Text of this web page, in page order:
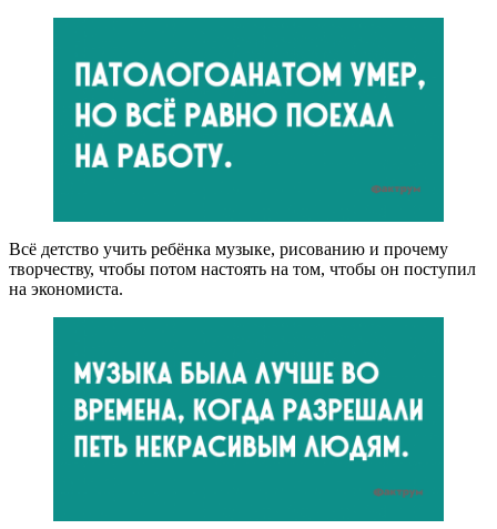
Всё детство учить ребёнка музыке, рисованию и прочему
творчеству, чтобы потом настоять на том, чтобы он поступил
на экономиста.